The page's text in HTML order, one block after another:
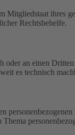
Mitgliedstaat ihres
Rechtsbehelfe.
an einen
es technisch